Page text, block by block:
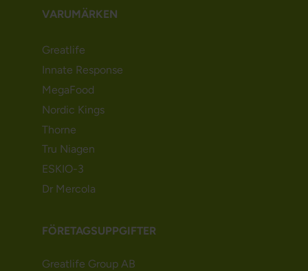
VARUMÄRKEN
Greatlife
Innate Response
MegaFood
Nordic Kings
Thorne
Tru Niagen
ESKIO-3
Dr Mercola
FÖRETAGSUPPGIFTER
Greatlife Group AB